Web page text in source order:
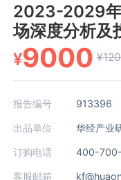
2023-2029
场深度分析及
¥9000
报告编号 913396
出品单位 华经产业
订购电话 400-
客服邮箱